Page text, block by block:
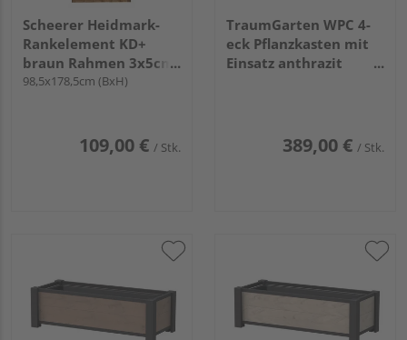
Scheerer Heidmark-
Rankelement KD+
braun Rahmen 3x5cm,
Gitter 15x15cm, Fichte
98,5x178,5cm (BxH)
109,00 € / Stk.
TraumGarten WPC 4-
eck Pflanzkasten mit
Einsatz anthrazit
389,00 € / Stk.